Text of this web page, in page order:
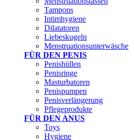
Tampons
Intimhygiene
Dilatatoren
Liebeskugeln
Menstruationsunterwäsche
FÜR DEN PENIS
Penishüllen
Penisringe
Masturbatoren
Penispumpen
Penisverlängerung
Pflegeprodukte
FÜR DEN ANUS
Toys
Hygiene